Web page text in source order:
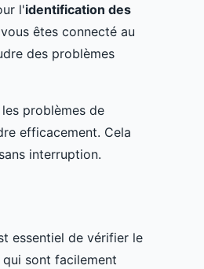
l'identification des
êtes connecté au
des problèmes
problèmes de
efficacement. Cela
interruption.
essentiel de vérifier le
sont facilement